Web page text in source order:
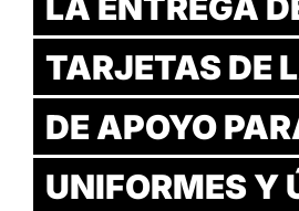
TARJETAS DE
DE APOYO
UNIFORMES Y